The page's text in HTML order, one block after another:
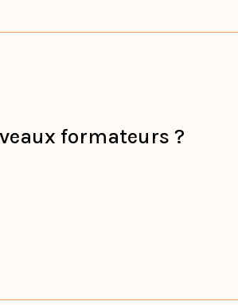
formateurs ?